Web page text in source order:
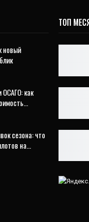
новый
как
сезона: что
на…
ТОП